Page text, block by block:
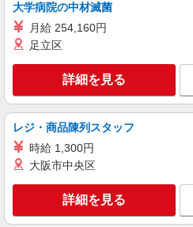
よる ＜別途支給手当＞ 家族手当（0円〜13,000
円） フォーク手当（0
250,000円（月給
■丸全昭和運
キープ
派遣社員
株式会社HarvestBizCareer つくば本
クリーニング工
？@時給
1150円×7.5ｈ×22
茨城県神栖市
大学病院の中材滅菌
月給 254,160円
足立区
詳細を見る
レジ・商品陳列スタッフ
時給 1,300円
大阪市中央区
詳細を見る